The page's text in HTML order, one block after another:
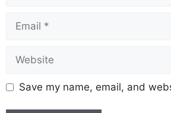
Save my name, email, and